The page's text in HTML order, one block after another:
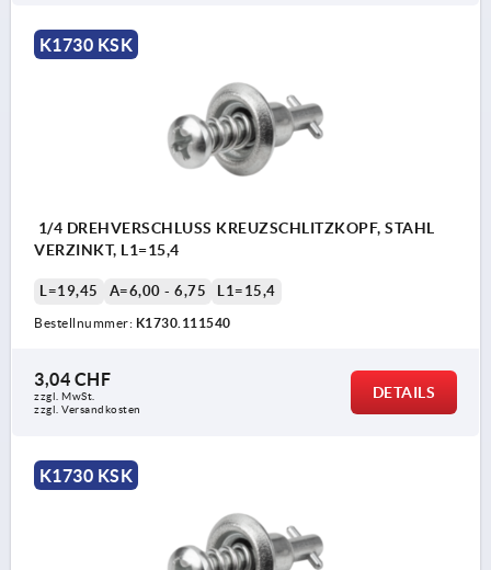
K1730 KSK
1/4 DREHVERSCHLUSS KREUZSCHLITZKOPF, STAHL
VERZINKT, L1=15,4
L=19,45 A=6,00 - 6,75 L1=15,4
Bestellnummer: K1730.111540
3,04 CHF
zzgl. MwSt.
zzgl. Versandkosten
DETAILS
K1730 KSK